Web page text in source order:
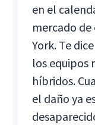
en el
mercado
York. Te
los equipos
híbridos.
el daño ya